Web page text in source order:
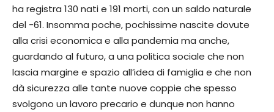
ha registra 130 nati e 191 morti, con un saldo naturale
del -61. Insomma poche, pochissime nascite dovute
alla crisi economica e alla pandemia ma anche,
guardando al futuro, a una politica sociale che non
lascia margine e spazio all’idea di famiglia e che non
dà sicurezza alle tante nuove coppie che spesso
svolgono un lavoro precario e dunque non hanno